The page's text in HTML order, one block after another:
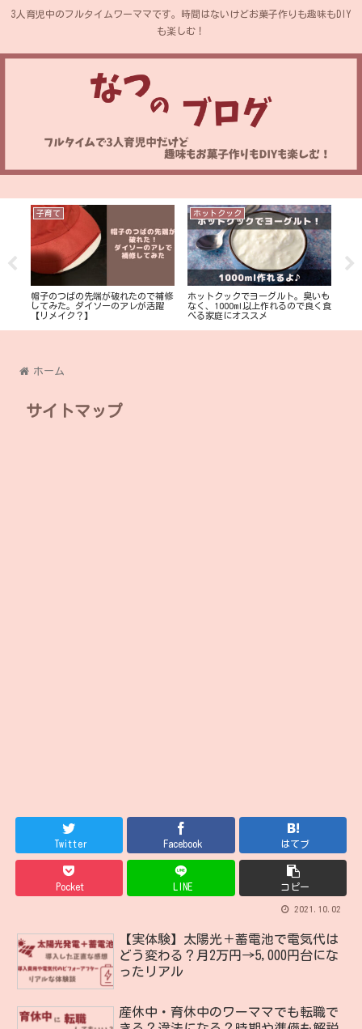
3人育児中のフルタイムワーママです。時間はないけどお菓子作りも趣味もDIY
も楽しむ！
子育て
帽子のつばの先端が破れたので補修
してみた。ダイソーのアレが活躍
【リメイク？】
ホットクック
ホットクックでヨーグルト。臭いも
なく、1000ml以上作れるので良く食
べる家庭にオススメ
ホーム
サイトマップ
Twitter Facebook はてブ
Pocket LINE コピー
2021.10.02
【実体験】太陽光＋蓄電池で電気代は
どう変わる？月2万円→5,000円台にな
ったリアル
産休中・育休中のワーママでも転職で